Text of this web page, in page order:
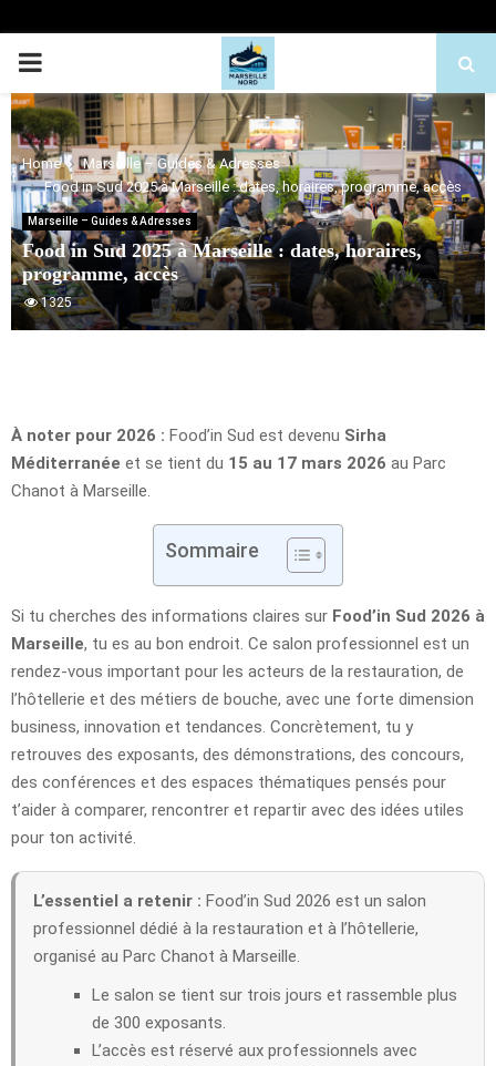
PRIMARY
MENU
Home
Marseille – Guides & Adresses
Food in Sud 2025 à Marseille : dates, horaires, programme, accès
Marseille – Guides & Adresses
Food in Sud 2025 à Marseille : dates, horaires,
programme, accès
1325
À noter pour 2026 : Food’in Sud est devenu Sirha
Méditerranée et se tient du 15 au 17 mars 2026 au Parc
Chanot à Marseille.
Sommaire
Si tu cherches des informations claires sur Food’in Sud 2026 à
Marseille, tu es au bon endroit. Ce salon professionnel est un
rendez-vous important pour les acteurs de la restauration, de
l’hôtellerie et des métiers de bouche, avec une forte dimension
business, innovation et tendances. Concrètement, tu y
retrouves des exposants, des démonstrations, des concours,
des conférences et des espaces thématiques pensés pour
t’aider à comparer, rencontrer et repartir avec des idées utiles
pour ton activité.
L’essentiel a retenir : Food’in Sud 2026 est un salon
professionnel dédié à la restauration et à l’hôtellerie,
organisé au Parc Chanot à Marseille.
Le salon se tient sur trois jours et rassemble plus
de 300 exposants.
L’accès est réservé aux professionnels avec